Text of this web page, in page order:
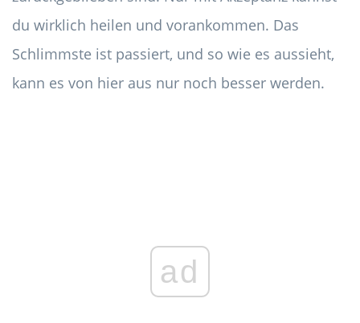
du wirklich heilen und vorankommen. Das
Schlimmste ist passiert, und so wie es aussieht,
kann es von hier aus nur noch besser werden.
ad